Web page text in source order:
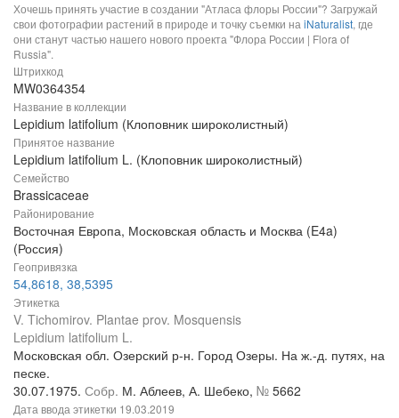
Хочешь принять участие в создании "Атласа флоры России"? Загружай
свои фотографии растений в природе и точку съемки на iNaturalist, где
они станут частью нашего нового проекта "Флора России | Flora of
Russia".
Штрихкод
MW0364354
Название в коллекции
Lepidium latifolium (Клоповник широколистный)
Принятое название
Lepidium latifolium L. (Клоповник широколистный)
Семейство
Brassicaceae
Районирование
Восточная Европа, Московская область и Москва (E4a)
(Россия)
Геопривязка
54,8618, 38,5395
Этикетка
V. Tichomirov. Plantae prov. Mosquensis
Lepidium latifolium L.
Московская обл. Озерский р-н. Город Озеры. На ж.-д. путях, на
песке.
30.07.1975. Собр. М. Аблеев, А. Шебеко, № 5662
Дата ввода этикетки 19.03.2019